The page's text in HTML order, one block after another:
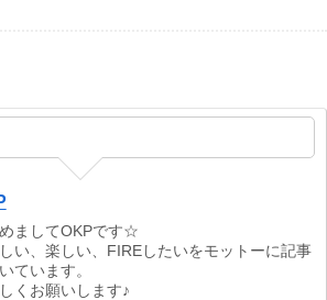
ましてOKPです☆
い、楽しい、FIREしたいをモットーに記事
ています。
くお願いします♪